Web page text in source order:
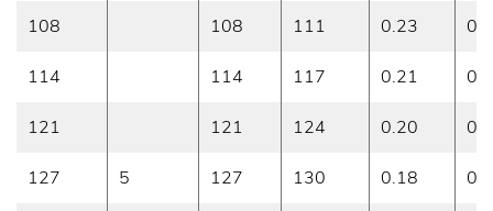
108 108 111 0.23 0.6
114 114 117 0.21
121 121 124 0.20 0.5
127 5 127 130 0.18